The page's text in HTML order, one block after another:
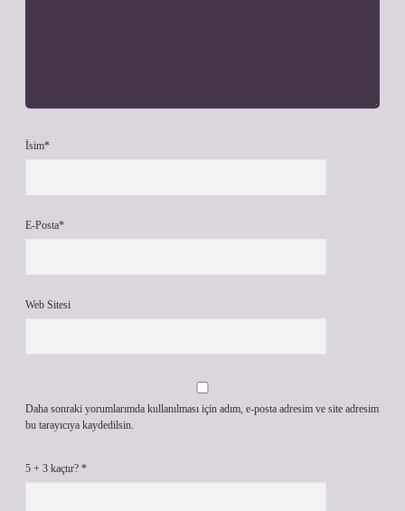
İsim*
E-Posta*
Web Sitesi
Daha sonraki yorumlarımda kullanılması için adım, e-posta adresim ve site adresim
bu tarayıcıya kaydedilsin.
5 + 3 kaçtır? *